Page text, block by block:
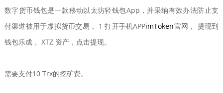
数字货币钱包是一款移动以太坊轻钱包App，并采纳有效办法防止支
付渠道被用于虚拟货币交易， 1 打开手机APPimToken官网， 提现到
钱包乐成， XTZ 资产，点击提现。
需要支付10 Trx的挖矿费。